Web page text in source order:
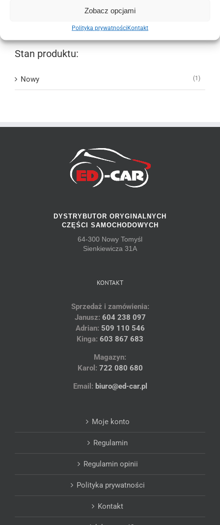
Zobacz opcjami
Polityka prywatnościKontakt
Wyposażenie wnętrza
Stan produktu:
Nowy (1)
DYSTRYBUTOR ORYGINALNYCH
CZĘŚCI SAMOCHODOWYCH
64-300 Nowy Tomyśl
Sienkiewicza 31A
KONTAKT
Sprzedaż i zamówienia:
Janusz: 604 238 097
Adrian: 509 110 546
Kinga: 603 867 683
Magazyn:
Karol: 722 080 680
Email: biuro@ed-car.pl
Moje konto
Regulamin
Regulamin opinii
Polityka prywatności
Kontakt